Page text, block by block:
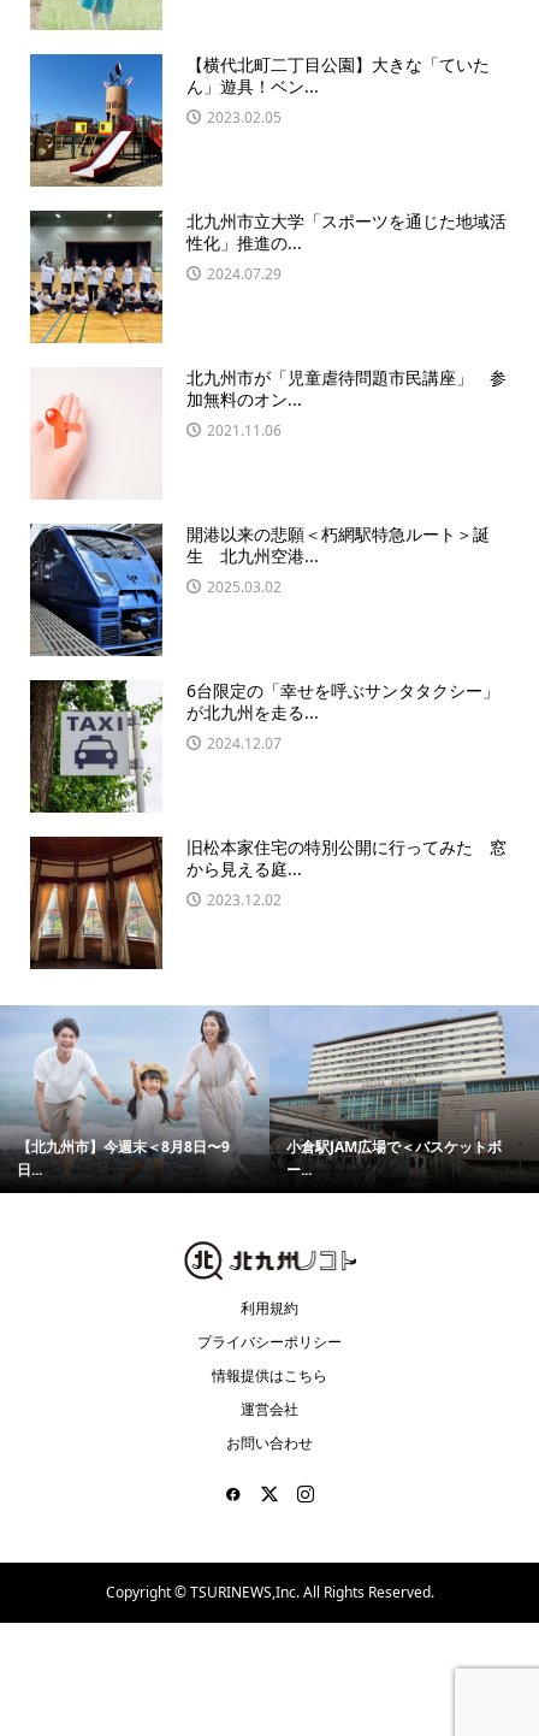
【横代北町二丁目公園】大きな「ていた
ん」遊具！ベン...
2023.02.05
北九州市立大学「スポーツを通じた地域活
性化」推進の...
2024.07.29
北九州市が「児童虐待問題市民講座」 参
加無料のオン...
2021.11.06
開港以来の悲願＜朽網駅特急ルート＞誕
生 北九州空港...
2025.03.02
6台限定の「幸せを呼ぶサンタタクシー」
が北九州を走る...
2024.12.07
旧松本家住宅の特別公開に行ってみた 窓
から見える庭...
2023.12.02
【北九州市】今週末＜8月8日〜9
日...
小倉駅JAM広場で＜バスケットボ
ー...
利用規約
プライバシーポリシー
情報提供はこちら
運営会社
お問い合わせ
Copyright ©TSURINEWS,Inc. All Rights Reserved.